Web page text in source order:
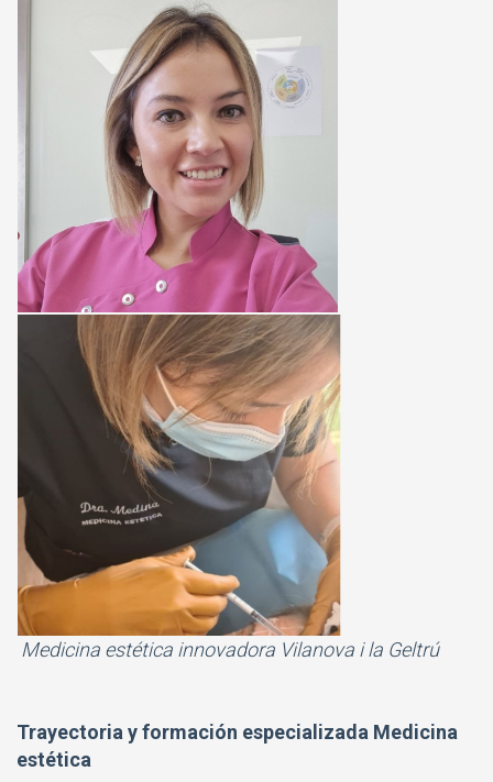
Medicina estética innovadora Vilanova i la Geltrú
Trayectoria y formación especializada Medicina
estética